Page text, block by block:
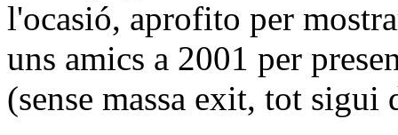
l'ocasió, aprofito per
uns amics a 2001 per
(sense massa exit, tot sigui